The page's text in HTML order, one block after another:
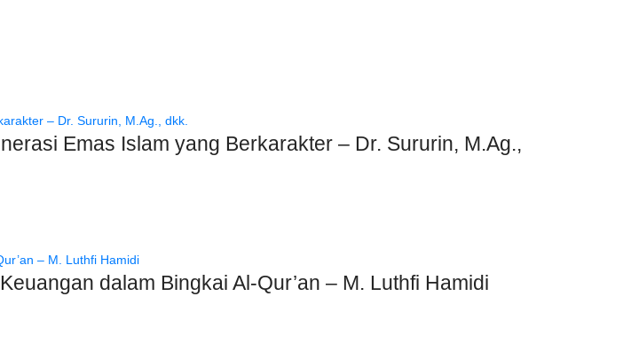
Emas Islam yang Berkarakter – Dr. Sururin, M.Ag.,
dalam Bingkai Al-Qur’an – M. Luthfi Hamidi